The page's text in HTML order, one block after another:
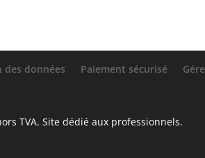
données Paiement sécurisé
TVA. Site dédié aux professionnels.